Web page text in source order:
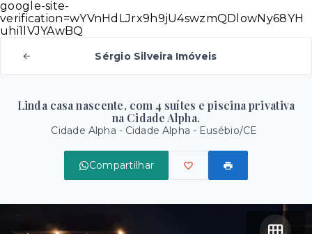
google-site-
verification=wYVnHdLJrx9h9jU4swzmQDlowNy68YH
uhi1lVJYAwBQ
Sérgio Silveira Imóveis
Linda casa nascente, com 4 suítes e piscina privativa
na Cidade Alpha.
Cidade Alpha - Cidade Alpha - Eusébio/CE
Compartilhar